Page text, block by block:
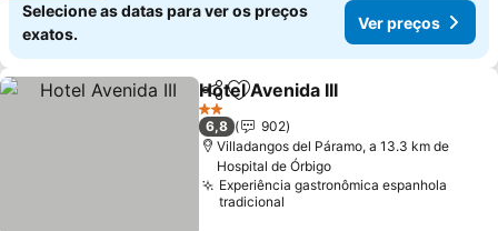
Selecione as datas para ver os preços
exatos.
Ver preços
PartilharAdicionar aos favoritos
Hotel Avenida III
2 Estrelas
6,8
902
Villadangos del Páramo, a 13.3 km de
Hospital de Órbigo
Experiência gastronômica espanhola
tradicional